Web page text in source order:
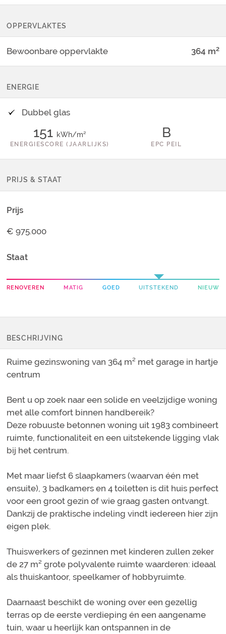
OPPERVLAKTES
Bewoonbare oppervlakte 364 m2
ENERGIE
Dubbel glas
151 kWh/m²
ENERGIESCORE (JAARLIJKS)
B
EPC PEIL
PRIJS & STAAT
Prijs
€ 975.000
Staat
RENOVEREN MATIG GOED UITSTEKEND NIEUW
BESCHRIJVING
Ruime gezinswoning van 364 m² met garage in hartje
centrum
Bent u op zoek naar een solide en veelzijdige woning
met alle comfort binnen handbereik?
Deze robuuste betonnen woning uit 1983 combineert
ruimte, functionaliteit en een uitstekende ligging vlak
bij het centrum.
Met maar liefst 6 slaapkamers (waarvan één met
ensuite), 3 badkamers en 4 toiletten is dit huis perfect
voor een groot gezin of wie graag gasten ontvangt.
Dankzij de praktische indeling vindt iedereen hier zijn
eigen plek.
Thuiswerkers of gezinnen met kinderen zullen zeker
de 27 m² grote polyvalente ruimte waarderen: ideaal
als thuiskantoor, speelkamer of hobbyruimte.
Daarnaast beschikt de woning over een gezellig
terras op de eerste verdieping én een aangename
tuin, waar u heerlijk kan ontspannen in de